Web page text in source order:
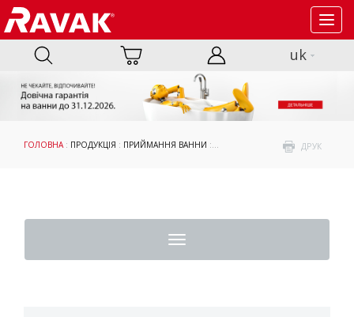
uk
ДРУК
ГОЛОВНА : ПРОДУКЦІЯ : ПРИЙМАННЯ ВАННИ : ОПОРИ, ПАНЕЛІ ТА
Toggle
navigation